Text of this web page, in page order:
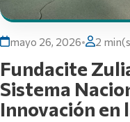
mayo 26, 2026• 2
Fundacite
Sistema
Innovación en